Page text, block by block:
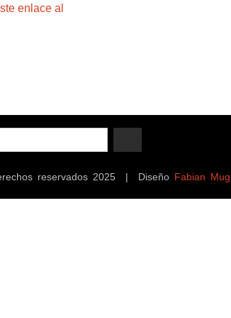
enlace al
reservados 2025 | Diseño Fabian